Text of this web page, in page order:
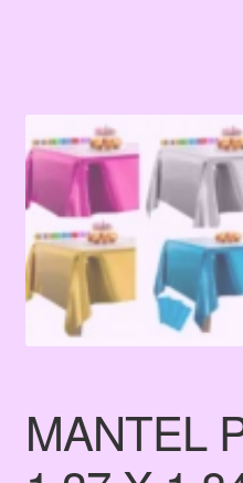
MANTEL